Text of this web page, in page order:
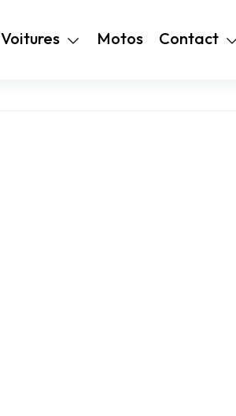
Voitures Motos Contact